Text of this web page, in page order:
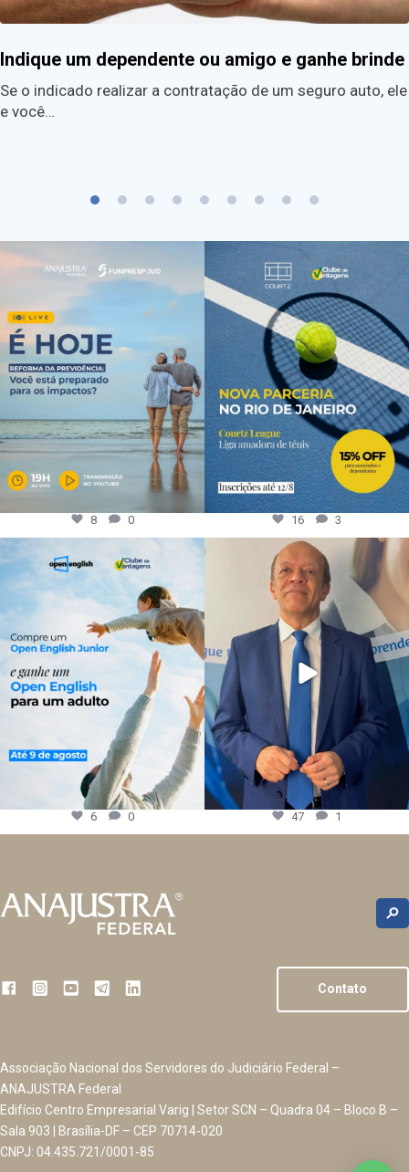
Indique um dependente ou amigo e ganhe brinde
Se o indicado realizar a contratação de um seguro auto, ele
e você…
8 0 16 3
6 0 47 1
Contato
Associação Nacional dos Servidores do Judiciário Federal –
ANAJUSTRA Federal
Edifício Centro Empresarial Varig | Setor SCN – Quadra 04 – Bloco B –
Sala 903 | Brasília-DF – CEP 70714-020
CNPJ: 04.435.721/0001-85